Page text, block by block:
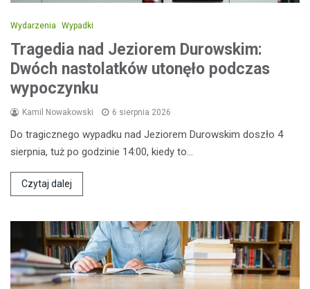
Wydarzenia Wypadki
Tragedia nad Jeziorem Durowskim:
Dwóch nastolatków utonęło podczas
wypoczynku
Kamil Nowakowski 6 sierpnia 2026
Do tragicznego wypadku nad Jeziorem Durowskim doszło 4
sierpnia, tuż po godzinie 14:00, kiedy to…
Czytaj dalej